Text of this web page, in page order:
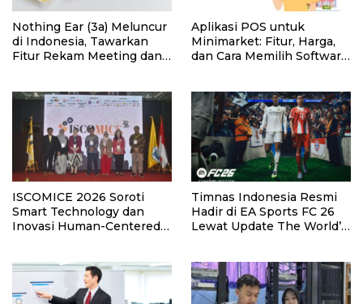
Nothing Ear (3a) Meluncur
di Indonesia, Tawarkan
Fitur Rekam Meeting dan
Aplikasi POS untuk
Minimarket: Fitur, Harga,
dan Cara Memilih Software
ISCOMICE 2026 Soroti
Smart Technology dan
Inovasi Human-Centered
Timnas Indonesia Resmi
Hadir di EA Sports FC 26
Lewat Update The World’s